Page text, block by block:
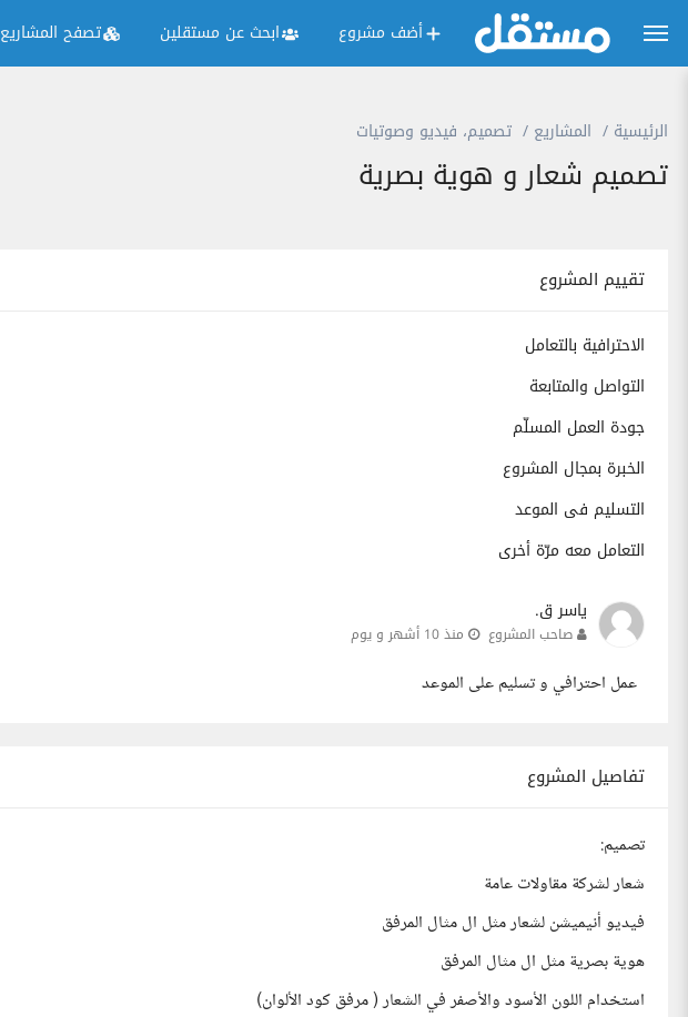
أضف مشروع ابحث عن مستقلين تصفح المشاريع
الرئيسية المشاريع تصميم، فيديو وصوتيات
تصميم شعار و هوية بصرية
تقييم المشروع
الاحترافية بالتعامل
التواصل والمتابعة
جودة العمل المسلّم
الخبرة بمجال المشروع
التسليم فى الموعد
التعامل معه مرّة أخرى
ياسر ق.
صاحب المشروع منذ 10 أشهر و يوم
عمل احترافي و تسليم على الموعد
تفاصيل المشروع
تصميم:
شعار لشركة مقاولات عامة
فيديو أنيميشن لشعار مثل ال مثال المرفق
هوية بصرية مثل ال مثال المرفق
استخدام اللون الأسود والأصفر في الشعار ( مرفق كود الألوان)